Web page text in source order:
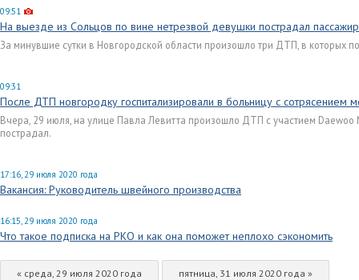
09:51
На выезде из Сольцов по вине нетрезвой девушки пострадал пассажир
За минувшие сутки в Новгородской области произошло три ДТП, в которых
09:31
После ДТП новгородку госпитализировали в больницу с сотрясением
Вчера, 29 июля, на улице Павла Левитта произошло ДТП с участием
пострадал.
17:16, 29 июля 2020 года
Вакансия: Руководитель швейного производства
16:15, 29 июля 2020 года
Что такое подписка на РКО и как она поможет неплохо сэкономить
« среда, 29 июля 2020 года пятница, 31 июля 2020 года »